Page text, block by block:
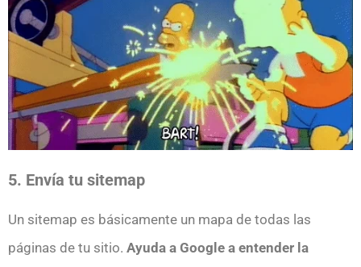
5. Envía tu sitemap
Un sitemap es básicamente un mapa de todas las
páginas de tu sitio. Ayuda a Google a entender la